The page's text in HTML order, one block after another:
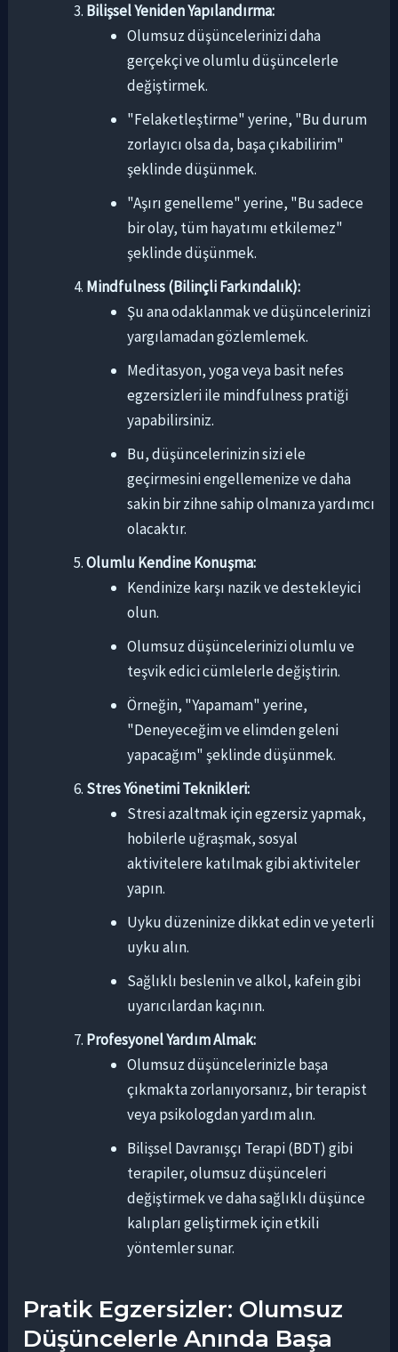
Bilişsel Yeniden Yapılandırma:
Olumsuz düşüncelerinizi daha
gerçekçi ve olumlu düşüncelerle
değiştirmek.
"Felaketleştirme" yerine, "Bu durum
zorlayıcı olsa da, başa çıkabilirim"
şeklinde düşünmek.
"Aşırı genelleme" yerine, "Bu sadece
bir olay, tüm hayatımı etkilemez"
şeklinde düşünmek.
Mindfulness (Bilinçli Farkındalık):
Şu ana odaklanmak ve düşüncelerinizi
yargılamadan gözlemlemek.
Meditasyon, yoga veya basit nefes
egzersizleri ile mindfulness pratiği
yapabilirsiniz.
Bu, düşüncelerinizin sizi ele
geçirmesini engellemenize ve daha
sakin bir zihne sahip olmanıza yardımcı
olacaktır.
Olumlu Kendine Konuşma:
Kendinize karşı nazik ve destekleyici
olun.
Olumsuz düşüncelerinizi olumlu ve
teşvik edici cümlelerle değiştirin.
Örneğin, "Yapamam" yerine,
"Deneyeceğim ve elimden geleni
yapacağım" şeklinde düşünmek.
Stres Yönetimi Teknikleri:
Stresi azaltmak için egzersiz yapmak,
hobilerle uğraşmak, sosyal
aktivitelere katılmak gibi aktiviteler
yapın.
Uyku düzeninize dikkat edin ve yeterli
uyku alın.
Sağlıklı beslenin ve alkol, kafein gibi
uyarıcılardan kaçının.
Profesyonel Yardım Almak:
Olumsuz düşüncelerinizle başa
çıkmakta zorlanıyorsanız, bir terapist
veya psikologdan yardım alın.
Bilişsel Davranışçı Terapi (BDT) gibi
terapiler, olumsuz düşünceleri
değiştirmek ve daha sağlıklı düşünce
kalıpları geliştirmek için etkili
yöntemler sunar.
Pratik Egzersizler: Olumsuz
Düşüncelerle Anında Başa